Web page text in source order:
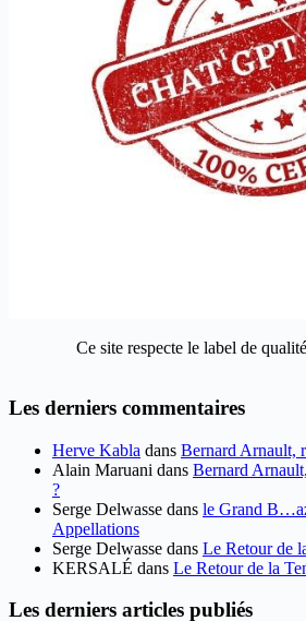
Ce site respecte le label de qualité
Les derniers commentaires
Herve Kabla dans Bernard Arnault,
Alain Maruani dans Bernard
?
Serge Delwasse dans le Grand
Appellations
Serge Delwasse dans Le Retour de
KERSALÉ dans Le Retour de la
Les derniers articles publiés